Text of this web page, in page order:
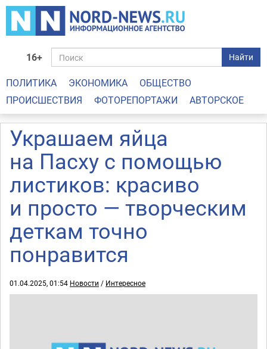
16+ Найти
ПОЛИТИКА ЭКОНОМИКА
ОБЩЕСТВО
ПРОИСШЕСТВИЯ
ФОТОРЕПОРТАЖИ АВТОРСКОЕ
Украшаем яйца
на Пасху с помощью
листиков: красиво
и просто — творческим
деткам точно
понравится
01.04.2025, 01:54 Новости / Интересное